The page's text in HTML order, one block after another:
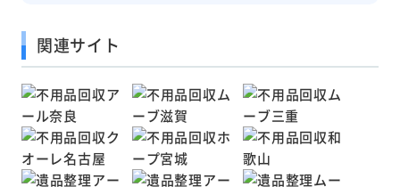
関連サイト